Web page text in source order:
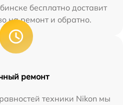
бесплатно доставит
на ремонт и обратно.
ремонт
техники Nikon мы